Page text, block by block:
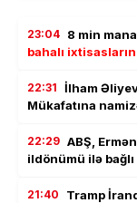
23:04 8 min
bahalı
22:31 İlham
Mükafatına
22:29 ABŞ,
ildönümü ilə
21:40 Tramp